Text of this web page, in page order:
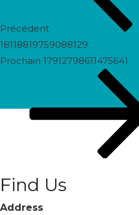
Précédent
18118819759088129
Prochain
Prochain 17912798611475641
Find Us
Address